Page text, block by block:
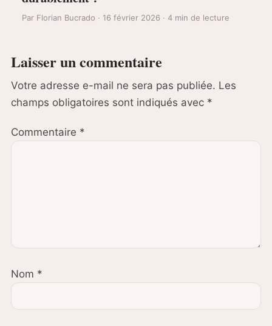
Par Florian Bucrado · 16 février 2026 · 4 min de lecture
Laisser un commentaire
Votre adresse e-mail ne sera pas publiée. Les
champs obligatoires sont indiqués avec *
Commentaire *
Nom *